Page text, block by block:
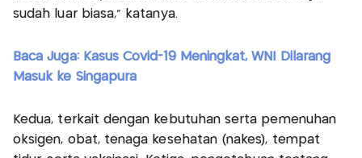
sudah luar biasa,“ katanya.
Baca Juga: Kasus Covid-19 Meningkat, WNI Dilarang
Masuk ke Singapura
Kedua, terkait dengan kebutuhan serta pemenuhan
oksigen, obat, tenaga kesehatan (nakes), tempat